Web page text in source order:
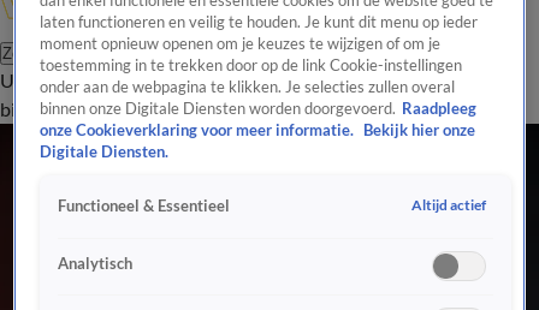
Zoeken
UitzendingenVandaag InsideDe OranjezomerShopUitzending
bijwonen
laten functioneren en veilig te houden. Je kunt dit menu op ieder
moment opnieuw openen om je keuzes te wijzigen of om je
toestemming in te trekken door op de link Cookie-instellingen
onder aan de webpagina te klikken. Je selecties zullen overal
binnen onze Digitale Diensten worden doorgevoerd. Raadpleeg
onze Cookieverklaring voor meer informatie.
Bekijk hier onze
Digitale Diensten.
Functioneel & Essentieel Altijd actief
Analytisch